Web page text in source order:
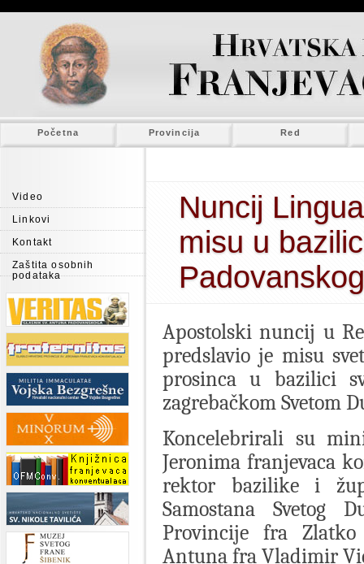
Početna Provincija Red
Video
Linkovi
Kontakt
Zaštita osobnih
podataka
Nuncij
misu u
Apostolski nuncij u
predslavio je misu
prosinca u bazilici
zagrebačkom Svetom
Koncelebrirali su
Jeronima franjevaca
rektor bazilike i
Samostana Svetog
Provincije fra
Antuna fra Vladimir